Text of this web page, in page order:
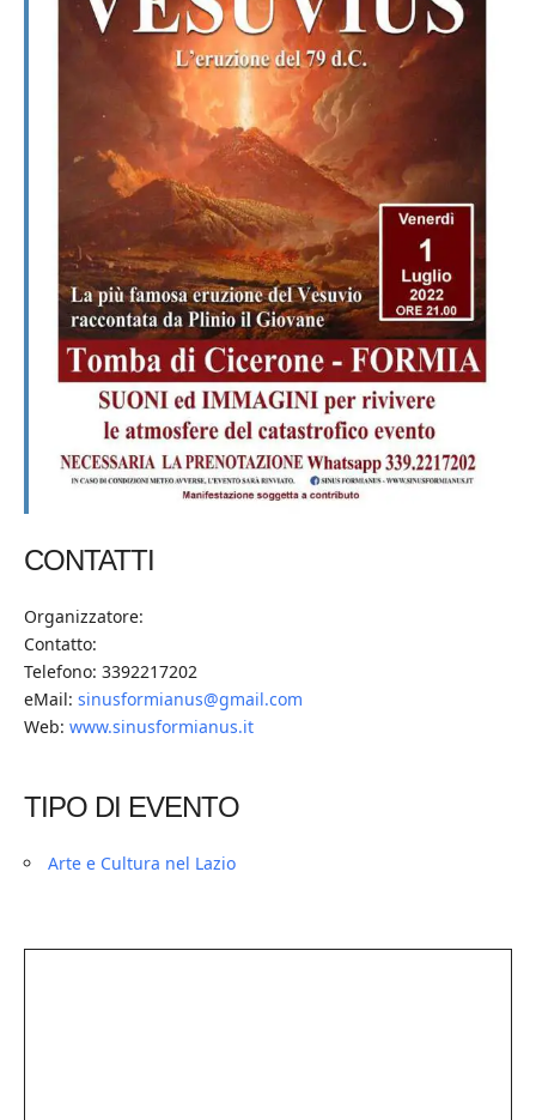
CONTATTI
Organizzatore:
Contatto:
Telefono: 3392217202
eMail: sinusformianus@gmail.com
Web: www.sinusformianus.it
TIPO DI EVENTO
Arte e Cultura nel Lazio